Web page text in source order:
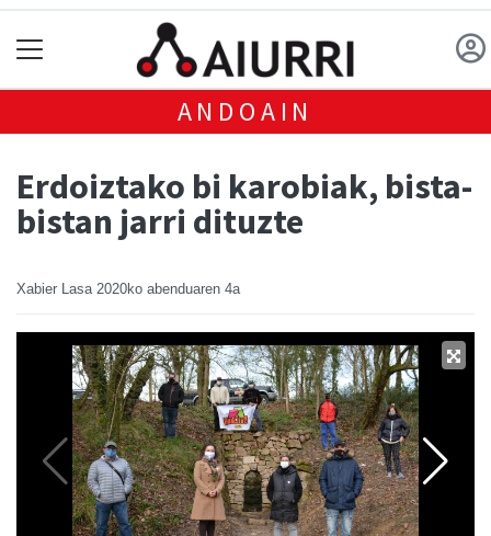
ANDOAIN
Erdoiztako bi karobiak, bista-
bistan jarri dituzte
Xabier Lasa 2020ko abenduaren 4a